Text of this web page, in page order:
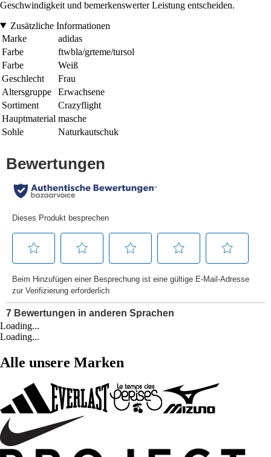
Geschwindigkeit und bemerkenswerter Leistung entscheiden.
Zusätzliche Informationen
Marke
adidas
Farbe
ftwbla/grteme/tursol
Farbe
Weiß
Geschlecht
Frau
Altersgruppe
Erwachsene
Sortiment
Crazyflight
Hauptmaterial masche
Sohle
Naturkautschuk
Loading...
Loading...
Alle unsere Marken